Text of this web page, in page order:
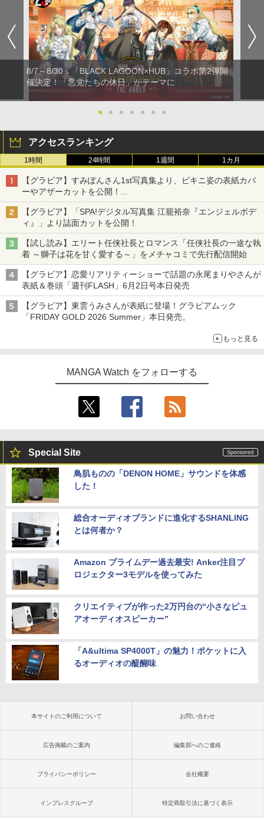
8/7～8/30：「BLACK LAGOON×HUB」コラボ第2弾開
催決定！「悪党たちの休日」がテーマに
● ● ● ● ● ● ●
アクセスランキング
1時間 24時間 1週間 1カ月
【グラビア】すみぽんさん1st写真集より、ビキニ姿の表紙カバ
ーやアザーカットを公開！
タイトルは「offcourt（オフコート）」に決定
【グラビア】「SPA!デジタル写真集 江籠裕奈『エンジェルボデ
ィ』」より誌面カットを公開！
【試し読み】エリート任侠社長とロマンス「任侠社長の一途な執
着 ～獅子は花を甘く愛する～」をメチャコミで先行配信開始
【グラビア】恋愛リアリティーショーで話題の永尾まりやさんが
表紙＆巻頭「週刊FLASH」6月2日号本日発売
【グラビア】東雲うみさんが表紙に登場！グラビアムック
「FRIDAY GOLD 2026 Summer」本日発売。
もっと見る
MANGA Watch をフォローする
Special Site
鳥肌ものの「DENON HOME」サウンドを体感
した！
総合オーディオブランドに進化するSHANLING
とは何者か？
Amazon プライムデー過去最安! Anker注目プ
ロジェクター3モデルを使ってみた
クリエイティブが作った2万円台の“小さなピュ
アオーディオスピーカー”
「A&ultima SP4000T」の魅力！ポケットに入
るオーディオの醍醐味
本サイトのご利用について お問い合わせ
広告掲載のご案内 編集部へのご連絡
プライバシーポリシー 会社概要
インプレスグループ 特定商取引法に基づく表示